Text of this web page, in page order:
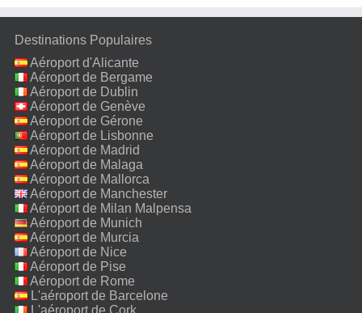
Destinations Populaires
Aéroport d'Alicante
Aéroport de Bergame
Aéroport de Dublin
Aéroport de Genève
Aéroport de Gérone
Aéroport de Lisbonne
Aéroport de Madrid
Aéroport de Malaga
Aéroport de Mallorca
Aéroport de Manchester
Aéroport de Milan Malpensa
Aéroport de Munich
Aéroport de Murcia
Aéroport de Nice
Aéroport de Pise
Aéroport de Rome
Fiumicino
L'aéroport de Barcelone
L'aéroport de Cork